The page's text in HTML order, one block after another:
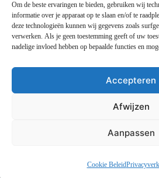
Om de beste ervaringen te bieden, gebruiken wij
informatie over je apparaat op te slaan en/of te
deze technologieën kunnen wij gegevens zoals
verwerken. Als je geen toestemming geeft of uw
nadelige invloed hebben op bepaalde functies en
Accepteren
Afwijzen
Aanpassen
Cookie Beleid
E-com
Shop
Word lid
Inschrijven wedstrijd
© 2026 MC Utrecht. — Design &